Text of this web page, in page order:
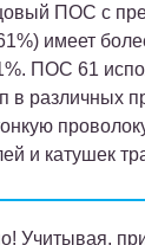
ПОС с
имеет
ПОС 61
в различных
и катушек
Учитывая,